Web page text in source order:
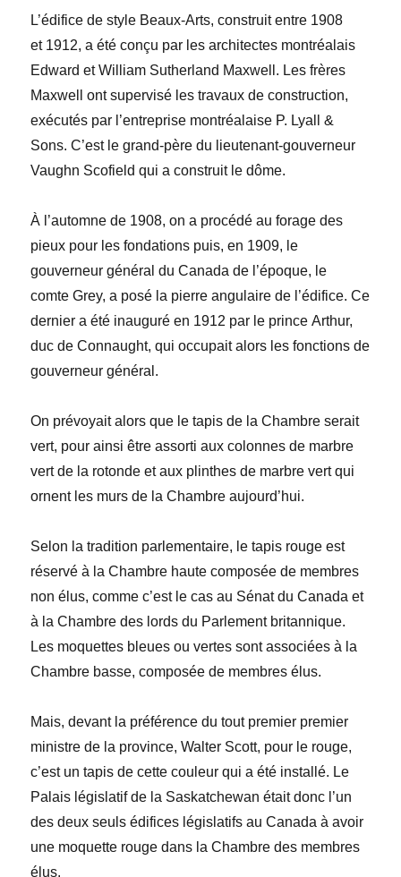
L’édifice de style Beaux-Arts, construit entre 1908
et 1912, a été conçu par les architectes montréalais
Edward et William Sutherland Maxwell. Les frères
Maxwell ont supervisé les travaux de construction,
exécutés par l’entreprise montréalaise P. Lyall &
Sons. C’est le grand-père du lieutenant-gouverneur
Vaughn Scofield qui a construit le dôme.
À l’automne de 1908, on a procédé au forage des
pieux pour les fondations puis, en 1909, le
gouverneur général du Canada de l’époque, le
comte Grey, a posé la pierre angulaire de l’édifice. Ce
dernier a été inauguré en 1912 par le prince Arthur,
duc de Connaught, qui occupait alors les fonctions de
gouverneur général.
On prévoyait alors que le tapis de la Chambre serait
vert, pour ainsi être assorti aux colonnes de marbre
vert de la rotonde et aux plinthes de marbre vert qui
ornent les murs de la Chambre aujourd’hui.
Selon la tradition parlementaire, le tapis rouge est
réservé à la Chambre haute composée de membres
non élus, comme c’est le cas au Sénat du Canada et
à la Chambre des lords du Parlement britannique.
Les moquettes bleues ou vertes sont associées à la
Chambre basse, composée de membres élus.
Mais, devant la préférence du tout premier premier
ministre de la province, Walter Scott, pour le rouge,
c’est un tapis de cette couleur qui a été installé. Le
Palais législatif de la Saskatchewan était donc l’un
des deux seuls édifices législatifs au Canada à avoir
une moquette rouge dans la Chambre des membres
élus.